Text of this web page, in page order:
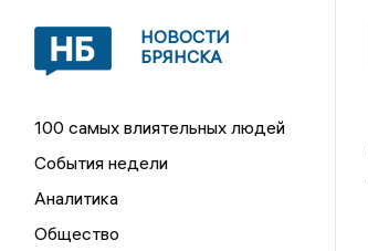
НОВОСТИ
БРЯНСКА
100 самых влиятельных людей
События недели
Аналитика
Общество